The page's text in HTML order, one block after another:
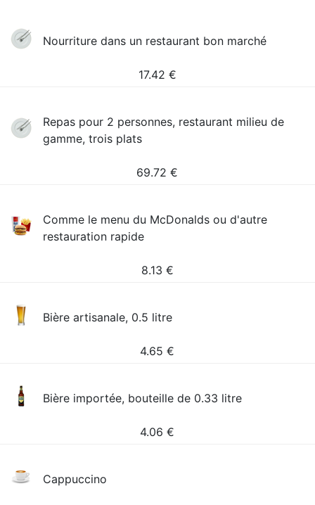
Nourriture dans un restaurant bon marché
17.42 €
Repas pour 2 personnes, restaurant milieu de
gamme, trois plats
69.72 €
Comme le menu du McDonalds ou d'autre
restauration rapide
8.13 €
Bière artisanale, 0.5 litre
4.65 €
Bière importée, bouteille de 0.33 litre
4.06 €
Cappuccino